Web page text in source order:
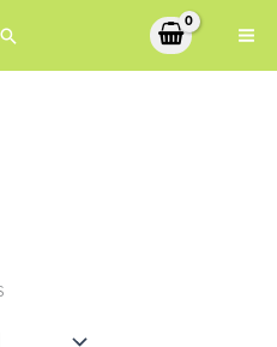
Buscar